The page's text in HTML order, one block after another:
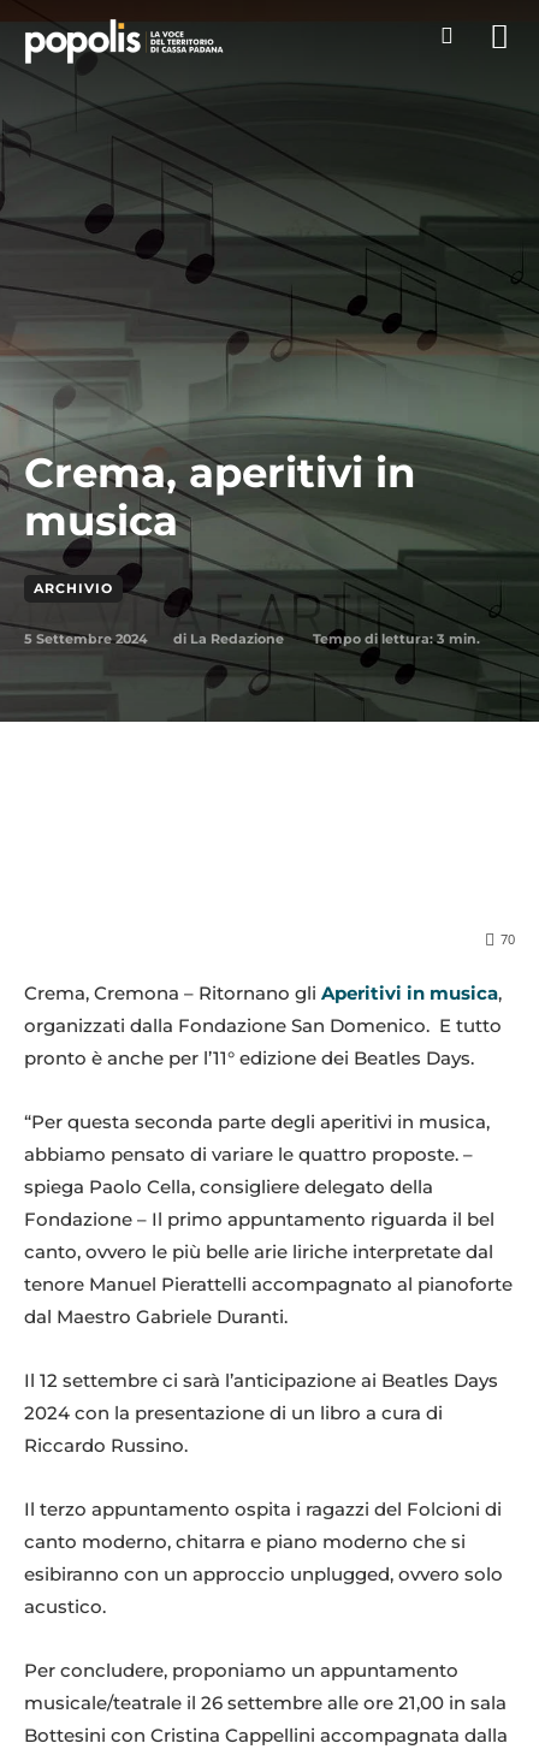
Crema, aperitivi in
musica
ARCHIVIO
5 Settembre 2024 di La Redazione Tempo di lettura:3 min.
70
Crema, Cremona – Ritornano gli Aperitivi in musica,
organizzati dalla Fondazione San Domenico. E tutto
pronto è anche per l’11° edizione dei Beatles Days.
“Per questa seconda parte degli aperitivi in musica,
abbiamo pensato di variare le quattro proposte. –
spiega Paolo Cella, consigliere delegato della
Fondazione – Il primo appuntamento riguarda il bel
canto, ovvero le più belle arie liriche interpretate dal
tenore Manuel Pierattelli accompagnato al pianoforte
dal Maestro Gabriele Duranti.
Il 12 settembre ci sarà l’anticipazione ai Beatles Days
2024 con la presentazione di un libro a cura di
Riccardo Russino.
Il terzo appuntamento ospita i ragazzi del Folcioni di
canto moderno, chitarra e piano moderno che si
esibiranno con un approccio unplugged, ovvero solo
acustico.
Per concludere, proponiamo un appuntamento
musicale/teatrale il 26 settembre alle ore 21,00 in sala
Bottesini con Cristina Cappellini accompagnata dalla